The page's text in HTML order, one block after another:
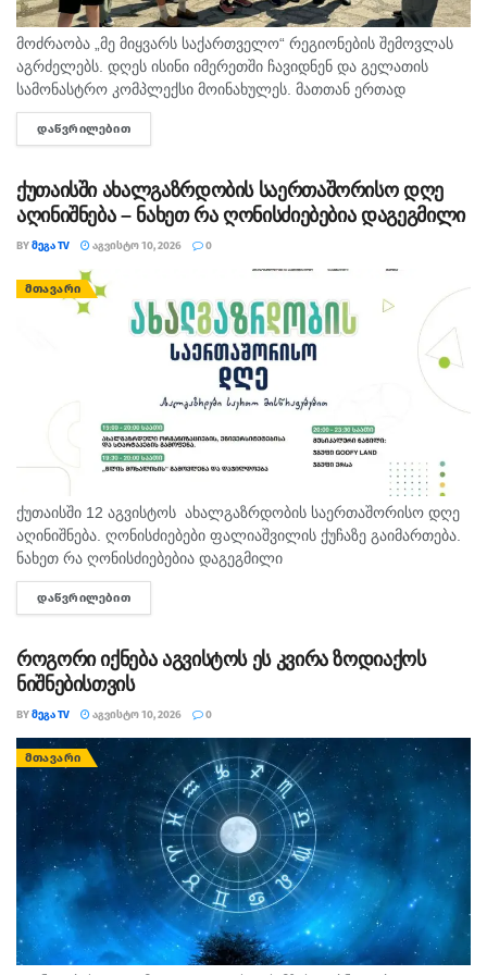
მოძრაობა „მე მიყვარს საქართველო“ რეგიონების შემოვლას
აგრძელებს. დღეს ისინი იმერეთში ჩავიდნენ და გელათის
სამონასტრო კომპლექსი მოინახულეს. მათთან ერთად
იმყოფება ილიას სახელმწიფო უნივერსიტეტის პროფესორი და
კულტურული მემკვიდრეობისა და ხელოვნების კვლევითი
ᲓᲐᲬᲕᲠᲘᲚᲔᲑᲘᲗ
ქუთაისში ახალგაზრდობის საერთაშორისო დღე
აღინიშნება – ნახეთ რა ღონისძიებებია დაგეგმილი
BYᲛᲔᲒᲐ TV ᲐᲒᲕᲘᲡᲢᲝ 10, 2026 0
ᲛᲗᲐᲕᲐᲠᲘ
ქუთაისში 12 აგვისტოს ახალგაზრდობის საერთაშორისო დღე
აღინიშნება. ღონისძიებები ფალიაშვილის ქუჩაზე გაიმართება.
ნახეთ რა ღონისძიებებია დაგეგმილი
ᲓᲐᲬᲕᲠᲘᲚᲔᲑᲘᲗ
როგორი იქნება აგვისტოს ეს კვირა ზოდიაქოს
ნიშნებისთვის
BYᲛᲔᲒᲐ TV ᲐᲒᲕᲘᲡᲢᲝ 10, 2026 0
ᲛᲗᲐᲕᲐᲠᲘ